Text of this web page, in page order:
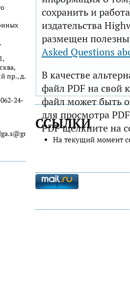
пр., д.
24-
сохранить и
издательства
размещен
Asked Questions
В качестве
файл PDF на свой
файл может быть
для просмотра
PDF щелкните на
ССЫЛКИ
На текущий момент